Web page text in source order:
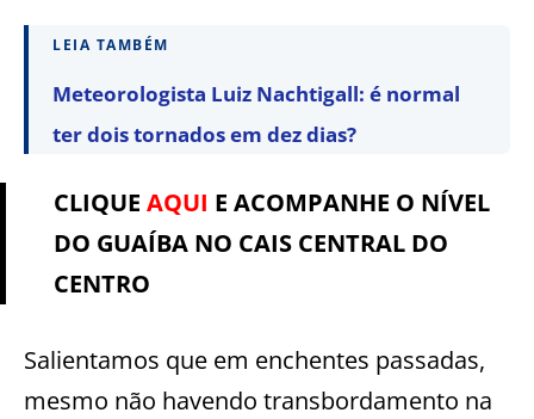
LEIA TAMBÉM
Meteorologista Luiz Nachtigall: é normal
ter dois tornados em dez dias?
CLIQUE AQUI E ACOMPANHE O NÍVEL
DO GUAÍBA NO CAIS CENTRAL DO
CENTRO
Salientamos que em enchentes passadas,
mesmo não havendo transbordamento na